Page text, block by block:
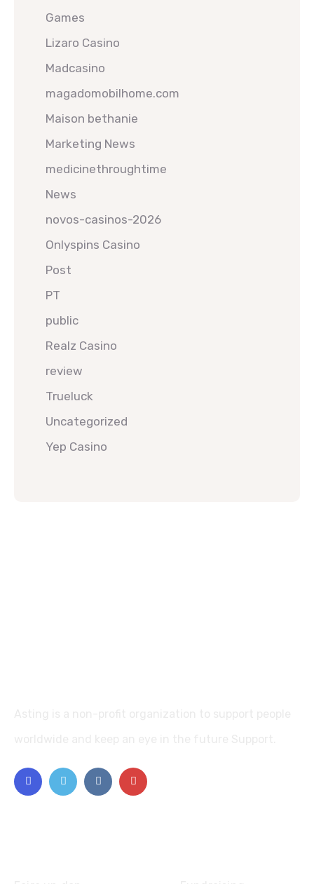
Games
Lizaro Casino
Madcasino
magadomobilhome.com
Maison bethanie
Marketing News
medicinethroughtime
News
novos-casinos-2026
Onlyspins Casino
Post
PT
public
Realz Casino
review
Trueluck
Uncategorized
Yep Casino